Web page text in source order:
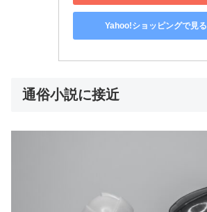
Yahoo!ショッピングで見る
通俗小説に接近